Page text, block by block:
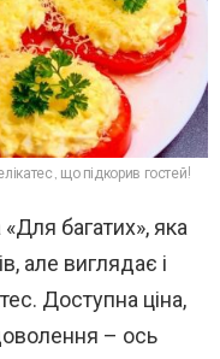
що підкорив гостей!
багатих», яка
але виглядає і
Доступна ціна,
– ось